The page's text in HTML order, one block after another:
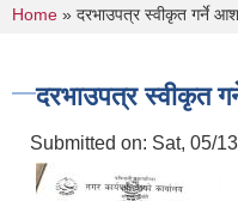
You are here
Home » दरभाउपत्र स्वीकृत गर्ने
दरभाउपत्र स्वीकृत
Submitted on: Sat, 05/